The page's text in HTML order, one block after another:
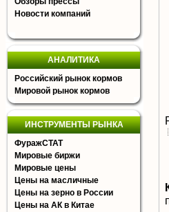
Новости компаний
АНАЛИТИКА
Российский рынок кормов
Мировой рынок кормов
ИНСТРУМЕНТЫ РЫНКА
ФуражСТАТ
Мировые биржи
Мировые цены
Цены на масличные
Цены на зерно в России
Цены на АК в Китае